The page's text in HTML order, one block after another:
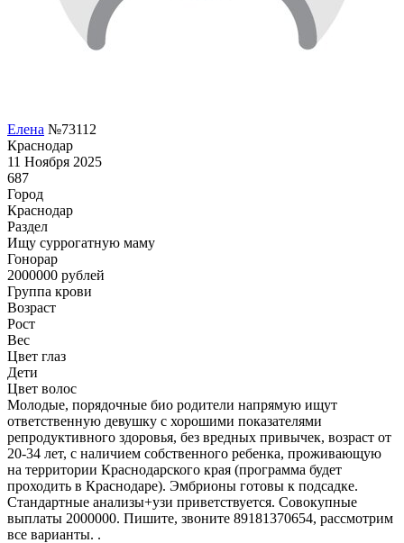
Елена №73112
Краснодар
11 Ноября 2025
687
Город
Краснодар
Раздел
Ищу суррогатную маму
Гонoрар
2000000 рублей
Группа крови
Возраст
Рост
Вес
Цвет глаз
Дети
Цвет волос
Молодые, порядочные био родители напрямую ищут
ответственную девушку с хорошими показателями
репродуктивного здоровья, без вредных привычек, возраст от
20-34 лет, с наличием собственного ребенка, проживающую
на территории Краснодарского края (программа будет
проходить в Краснодаре). Эмбрионы готовы к подсадке.
Стандартные анализы+узи приветствуется. Совокупные
выплаты 2000000. Пишите, звоните 89181370654, рассмотрим
все варианты. .